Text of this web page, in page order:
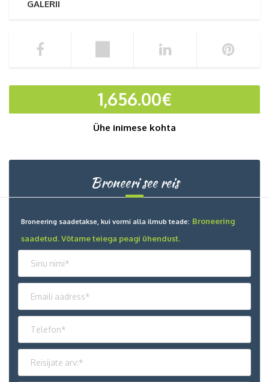
GALERII
1,656.00€
Ühe inimese kohta
Broneeri see reis
Broneering saadetakse, kui vormi alla ilmub teade: Broneering
saadetud. Võtame teiega peagi ühendust.